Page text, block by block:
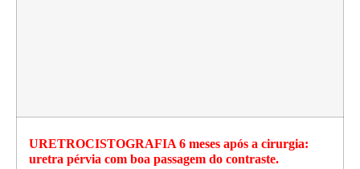
URETROCISTOGRAFIA 6 meses após a cirurgia:
uretra pérvia com boa passagem do contraste.